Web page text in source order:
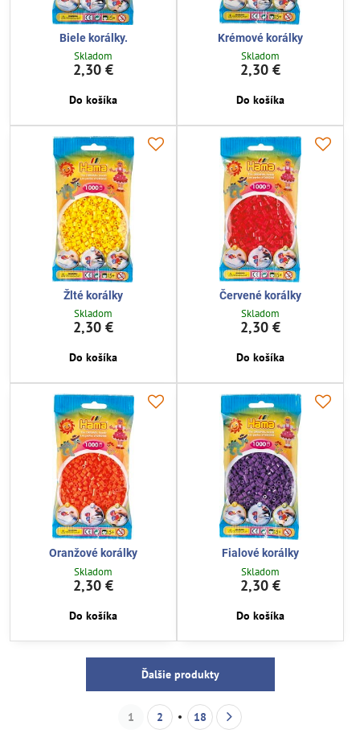
Biele korálky.
Skladom
2,30 €
Do košíka
Krémové korálky
Skladom
2,30 €
Do košíka
Žlté korálky
Skladom
2,30 €
Do košíka
Červené korálky
Skladom
2,30 €
Do košíka
Oranžové korálky
Skladom
2,30 €
Do košíka
Fialové korálky
Skladom
2,30 €
Do košíka
Ďalšie produkty
1 2 18